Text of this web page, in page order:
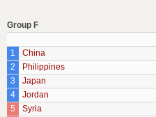
Group F
1
China
2
Philippines
3
Japan
4
Jordan
5
Syria